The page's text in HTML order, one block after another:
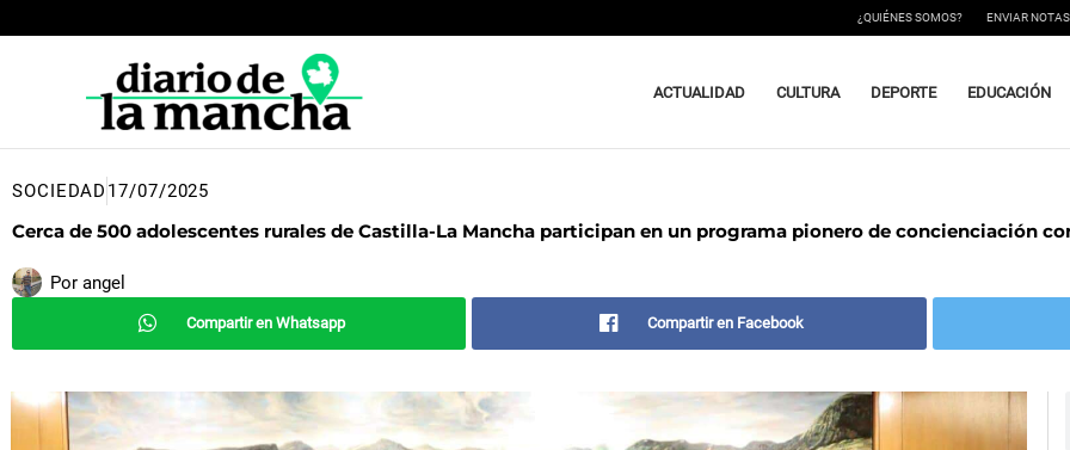
al
¿QUIÉNES SOMOS? ENVIAR
ACTUALIDAD CULTURA DEPORTE EDUCACIÓN
SOCIEDAD 17/07/2025
Cerca de 500 adolescentes rurales de Castilla-La Mancha participan en un programa pionero de concienciación
Por angel
Compartir en Whatsapp Compartir en Facebook